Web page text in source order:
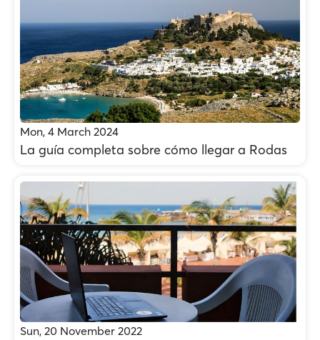
Mon, 4 March 2024
La guía completa sobre cómo llegar a Rodas
Sun, 20 November 2022